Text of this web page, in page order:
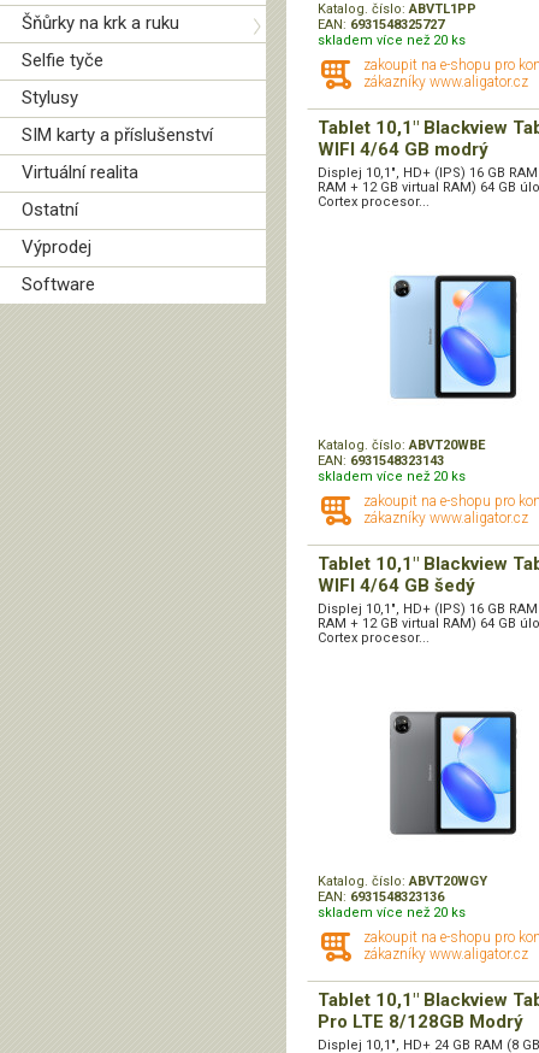
Šňůrky na krk a ruku
Selfie tyče
Stylusy
SIM karty a příslušenství
Virtuální realita
Ostatní
Výprodej
Software
Katalog. číslo:ABVTL1PP
EAN: 6931548325727
skladem více než 20 ks
zakoupit na e-shopu pro
zákazníky www.aligator.cz
Tablet 10,1" Blackview
WIFI 4/64 GB modrý
Displej 10,1", HD+ (IPS) 16 GB
RAM + 12 GB virtual RAM) 64 GB
Cortex procesor...
Katalog. číslo:ABVT20WBE
EAN: 6931548323143
skladem více než 20 ks
zakoupit na e-shopu pro
zákazníky www.aligator.cz
Tablet 10,1" Blackview
WIFI 4/64 GB šedý
Displej 10,1", HD+ (IPS) 16 GB
RAM + 12 GB virtual RAM) 64 GB
Cortex procesor...
Katalog. číslo:ABVT20WGY
EAN: 6931548323136
skladem více než 20 ks
zakoupit na e-shopu pro
zákazníky www.aligator.cz
Tablet 10,1" Blackview
Pro LTE 8/128GB Modrý
Displej 10,1", HD+ 24 GB RAM (8